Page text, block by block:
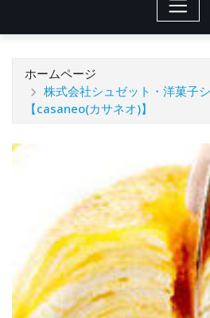
ホームページ
株式会社シュゼット・洋菓子
【casaneo(カサネオ)】